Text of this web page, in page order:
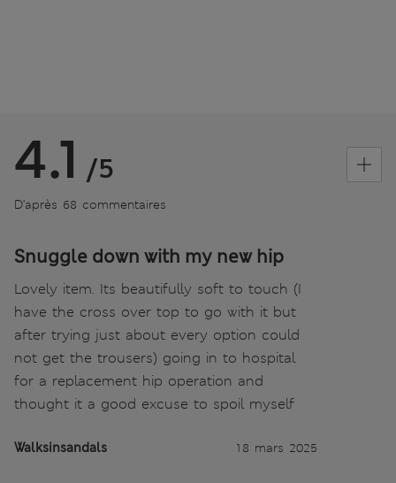
4.1 /5
D’après 68 commentaires
Snuggle down with my new hip
Lovely item. Its beautifully soft to touch (I
have the cross over top to go with it but
after trying just about every option could
not get the trousers) going in to hospital
for a replacement hip operation and
thought it a good excuse to spoil myself
Walksinsandals 18 mars 2025